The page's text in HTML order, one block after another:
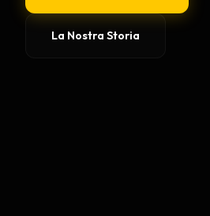
La Nostra Storia